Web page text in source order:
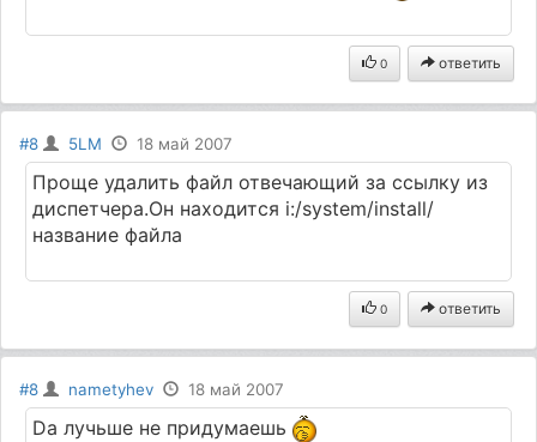
0 ответить
#8 5LM 18 май 2007
Проще удалить файл отвечающий за ссылку из
диспетчера.Он находится i:/system/install/
название файла
0 ответить
#8 nametyhev 18 май 2007
Da лучьше не придумаешь